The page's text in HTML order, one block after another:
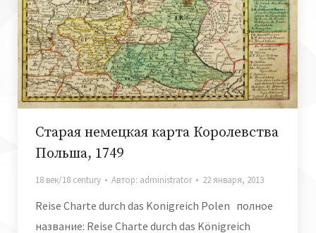
Старая немецкая карта Королевства
Польша, 1749
18 век/18 century Автор: administrator 22 января, 2013
Reise Charte durch das Konigreich Polen полное
название: Reise Charte durch das Königreich